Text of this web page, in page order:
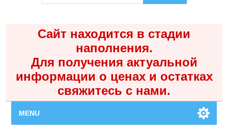
Сайт находится в стадии
наполнения.
Для получения актуальной
информации о ценах и остатках
свяжитесь с нами.
MENU